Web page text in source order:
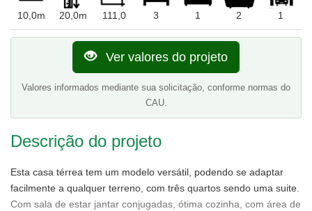
10,0m 20,0m 111,0 3 1 2 1
Ver valores do projeto
Valores informados mediante sua solicitação, conforme normas do
CAU.
Descrição do projeto
Esta casa térrea tem um modelo versátil, podendo se adaptar
facilmente a qualquer terreno, com três quartos sendo uma suite.
Com sala de estar jantar conjugadas, ótima cozinha, com área de